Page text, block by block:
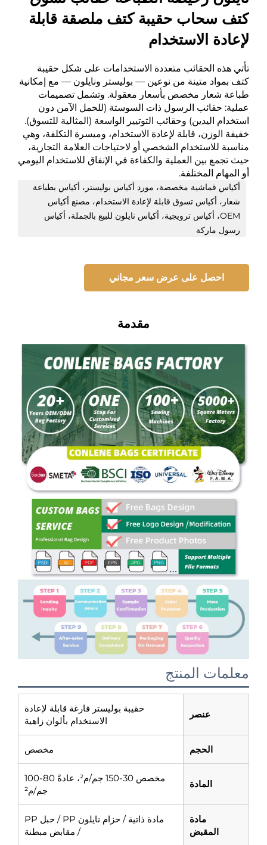
كتف سحاب حقيبة كتف ملصقة قابلة
لإعادة الاستخدام
تأتي هذه الحقائب متعددة الاستخدامات على شكل حقيبة
كتف بمواد متينة من نوعين — بوليستر ونايلون — مع إمكانية
طباعة شعار مخصص بأسعار معقولة. وتشمل تصميمات
عملية: حقائب الرسول ذات السوستة (للحمل الآمن دون
استخدام اليدين) وحقائب التوتيير الواسعة (المثالية للتسوق).
خفيفة الوزن، قابلة لإعادة الاستخدام، وميسرة التكلفة، وهي
مناسبة للاستخدام الشخصي أو لاحتياجات العلامة التجارية،
حيث تجمع بين العملية والكفاءة في الإنفاق للاستخدام اليومي
أو المهام المختلفة.
أكياس قماشية مخصصة، مورد أكياس بوليستر، أكياس بطباعة
شعار، أكياس تسوق قابلة لإعادة الاستخدام، مصنع أكياس
OEM، أكياس ترويجية، أكياس نايلون للبيع بالجملة، أكياس
رسول ماركة
احصل على عرض سعر مجاني
مقدمة
معلمات المنتج
عنصر
حقيبة بوليستر فارغة قابلة لإعادة
الاستخدام بألوان زاهية
الحجم مخصص
المادة
مخصص 30-150 جم/م²، عادةً 80-100
جم/م²
مادة
المقبض
مادة ذاتية / حزام نايلون PP / حبل PP
/ مقابض مبطنة